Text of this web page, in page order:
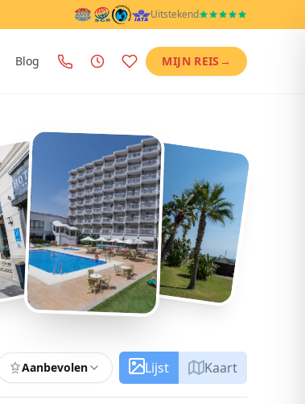
Uitstekend
Blog MIJN REIS →
Aanbevolen Lijst Kaart